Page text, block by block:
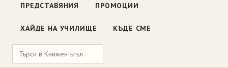
ПРЕДСТАВЯНИЯ ПРОМОЦИИ
ХАЙДЕ НА УЧИЛИЩЕ КЪДЕ СМЕ